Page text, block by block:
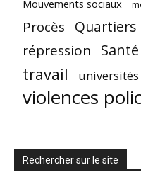
Mouvements sociaux
Procès Quartiers
répression Santé
travail universités
violences
Rechercher sur le site